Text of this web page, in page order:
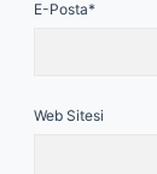
E-Posta*
Web Sitesi